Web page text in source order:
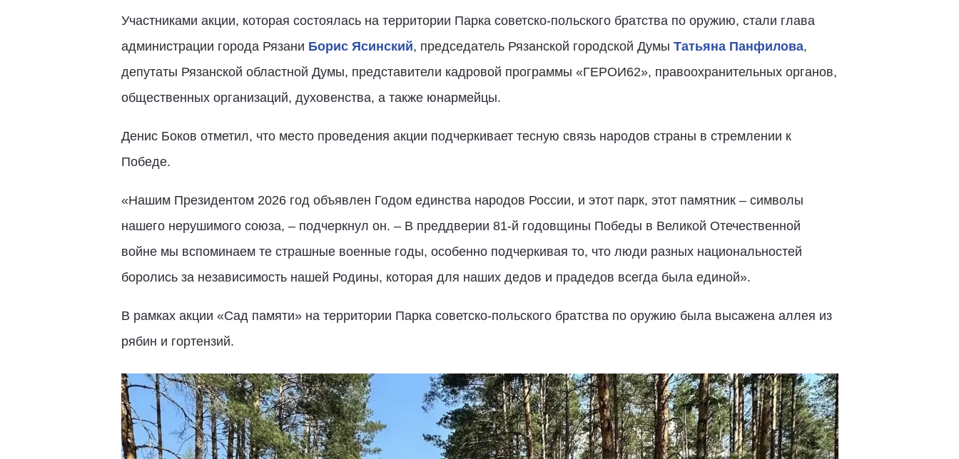
Участниками акции, которая состоялась на территории Парка советско-польского братства по оружию, стали глава
администрации города Рязани Борис Ясинский, председатель Рязанской городской Думы Татьяна Панфилова,
депутаты Рязанской областной Думы, представители кадровой программы «ГЕРОИ62», правоохранительных органов,
общественных организаций, духовенства, а также юнармейцы.
Денис Боков отметил, что место проведения акции подчеркивает тесную связь народов страны в стремлении к
Победе.
«Нашим Президентом 2026 год объявлен Годом единства народов России, и этот парк, этот памятник – символы
нашего нерушимого союза, – подчеркнул он. – В преддверии 81-й годовщины Победы в Великой Отечественной
войне мы вспоминаем те страшные военные годы, особенно подчеркивая то, что люди разных национальностей
боролись за независимость нашей Родины, которая для наших дедов и прадедов всегда была единой».
В рамках акции «Сад памяти» на территории Парка советско-польского братства по оружию была высажена аллея из
рябин и гортензий.